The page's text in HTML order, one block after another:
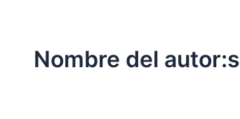
Nombre del